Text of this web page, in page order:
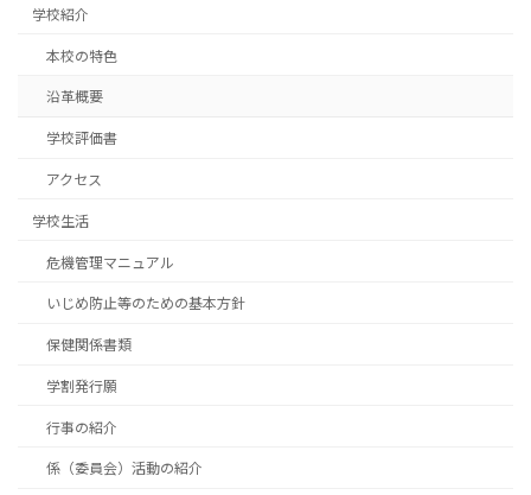
学校紹介
本校の特色
沿革概要
学校評価書
アクセス
学校生活
危機管理マニュアル
いじめ防止等のための基本方針
保健関係書類
学割発行願
行事の紹介
係（委員会）活動の紹介